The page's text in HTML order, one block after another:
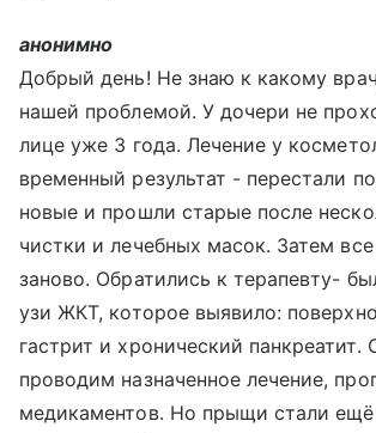
анонимно
Добрый день! Не знаю к какому
нашей проблемой. У дочери не
лице уже 3 года. Лечение у
временный результат - перестали
новые и прошли старые после
чистки и лечебных масок. Затем все
заново. Обратились к терапевту-
узи ЖКТ, которое выявило:
гастрит и хронический панкреатит.
проводим назначенное лечение,
медикаментов. Но прыщи стали ещё